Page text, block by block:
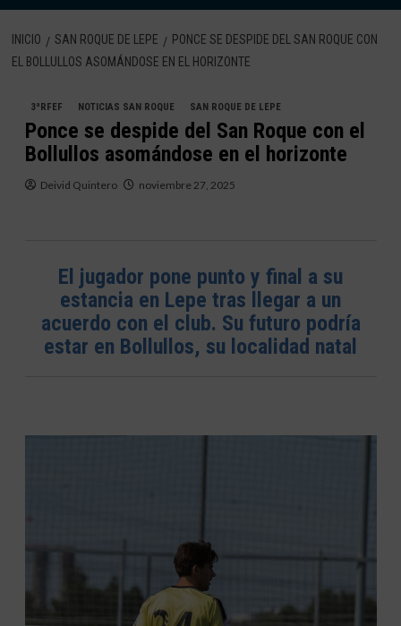
INICIO SAN ROQUE DE LEPE
PONCE SE DESPIDE DEL SAN ROQUE CON
EL BOLLULLOS ASOMÁNDOSE EN EL HORIZONTE
3ªRFEF NOTICIAS SAN ROQUE SAN ROQUE DE LEPE
Ponce se despide del San Roque con el
Bollullos asomándose en el horizonte
Deivid Quintero noviembre 27, 2025
El jugador pone punto y final a su
estancia en Lepe tras llegar a un
acuerdo con el club. Su futuro podría
estar en Bollullos, su localidad natal